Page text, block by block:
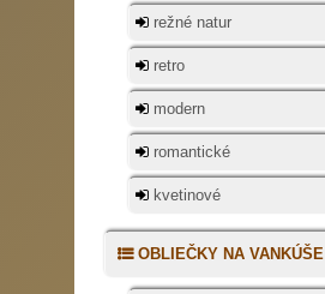
režné natur
retro
modern
romantické
kvetinové
OBLIEČKY NA VANKÚŠE